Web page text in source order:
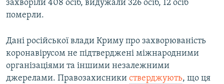
захворіли 408 осіб, видужали 326 осіб, 12 осіб
померли.
Дані російської влади Криму про захворюваність
коронавірусом не підтверджені міжнародними
організаціями та іншими незалежними
джерелами. Правозахисники стверджують, що ця